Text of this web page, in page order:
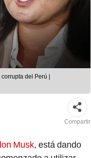
del Perú |
Compartir
Musk, está dando